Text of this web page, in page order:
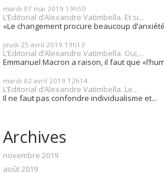
mardi 07 mai 2019 19h50
L’Editorial d’Alexandre Vatimbella. Et si...
«Le changement procure beaucoup
jeudi 25 avril 2019 19h13
L’Editorial d’Alexandre Vatimbella. Oui,...
Emmanuel Macron a raison, il faut que
mardi 02 avril 2019 12h14
L’Editorial d’Alexandre Vatimbella. Le...
Il ne faut pas confondre individualisme et...
Archives
novembre 2019
août 2019